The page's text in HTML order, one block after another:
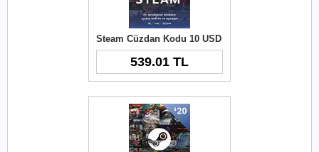
Steam Cüzdan Kodu 10 USD
539.01 TL